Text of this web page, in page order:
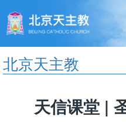
北京天主教
教区动态天信课堂 |